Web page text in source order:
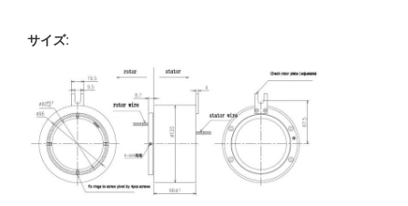
求
な
さ
サイズ: